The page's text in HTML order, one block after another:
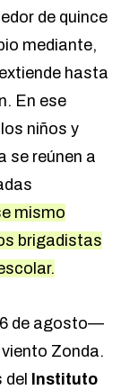
de quince
mediante,
hasta
En ese
niños y
se reúnen a
mismo
brigadistas
de agosto—
Zonda.
Instituto